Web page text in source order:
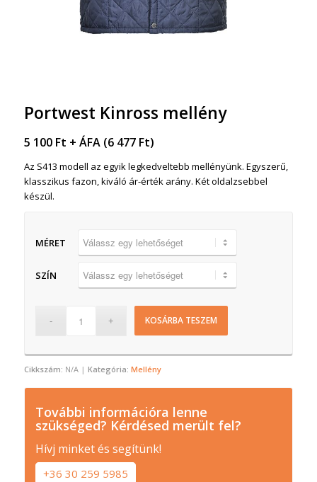
Portwest Kinross mellény
5 100 Ft + ÁFA (6 477 Ft)
Az S413 modell az egyik legkedveltebb mellényünk. Egyszerű,
klasszikus fazon, kiváló ár-érték arány. Két oldalzsebbel
készül.
MÉRET
SZÍN
KOSÁRBA TESZEM
Cikkszám: N/A Kategória: Mellény
További információra lenne
szükséged? Kérdésed merült fel?
Hívj minket és segítünk!
+36 30 259 5985